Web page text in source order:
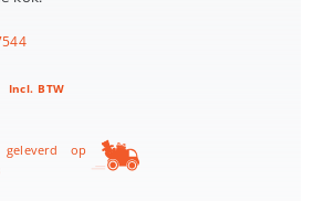
Incl. BTW
geleverd op